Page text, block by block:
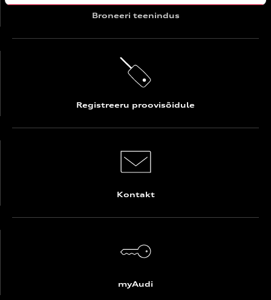
Broneeri teenindus
Registreeru proovisõidule
Kontakt
myAudi